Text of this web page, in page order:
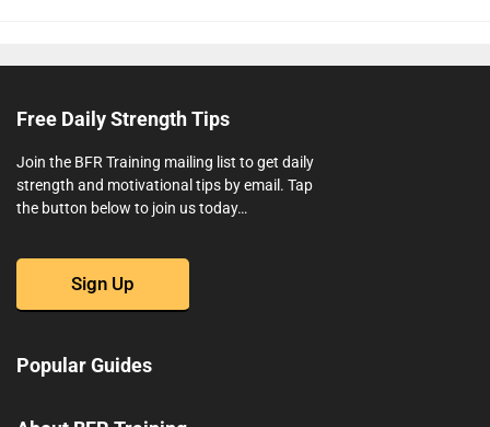
Free Daily Strength Tips
Join the BFR Training mailing list to get daily
strength and motivational tips by email. Tap
the button below to join us today…
Sign Up
Popular Guides